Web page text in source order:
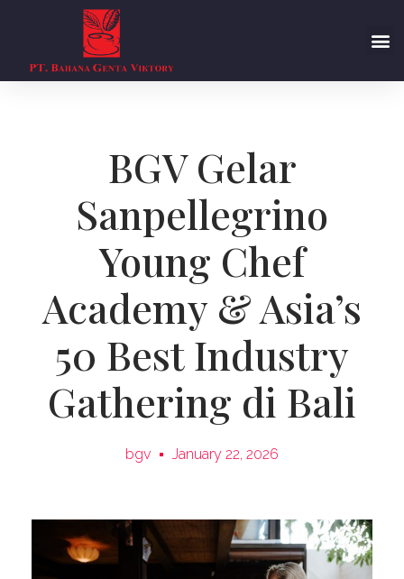
BGV Gelar
Sanpellegrino
Young Chef
Academy & Asia’s
50 Best Industry
Gathering di Bali
bgv January 22, 2026